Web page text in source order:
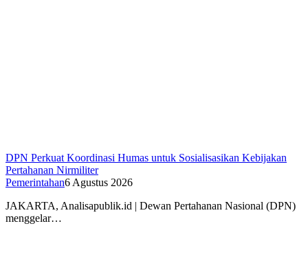
DPN Perkuat Koordinasi Humas untuk Sosialisasikan Kebijakan
Pertahanan Nirmiliter
Pemerintahan6 Agustus 2026
JAKARTA, Analisapublik.id | Dewan Pertahanan Nasional (DPN)
menggelar…